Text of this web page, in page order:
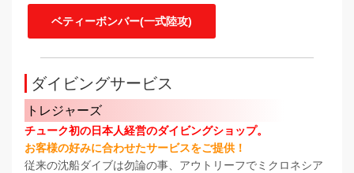
ベティーボンバー(一式陸攻)
ダイビングサービス
トレジャーズ
チューク初の日本人経営のダイビングショップ。
お客様の好みに合わせたサービスをご提供！
従来の沈船ダイブは勿論の事、アウトリーフでミクロネシア